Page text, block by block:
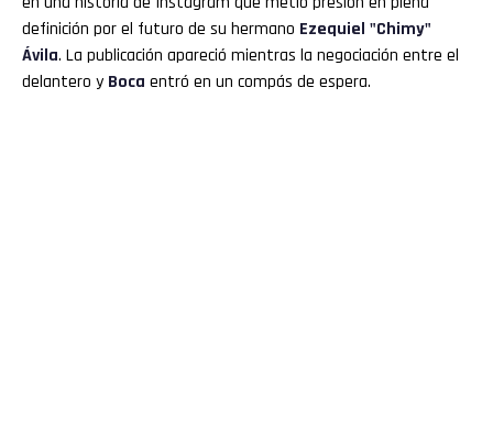
definición por el futuro de su hermano Ezequiel "Chimy"
Ávila. La publicación apareció mientras la negociación entre el
delantero y Boca entró en un compás de espera.